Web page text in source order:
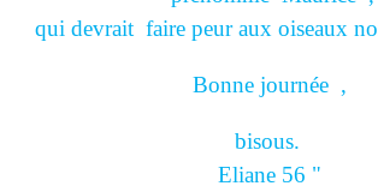
qui devrait faire peur aux oiseaux
Bonne journée ,
bisous.
Eliane 56 "